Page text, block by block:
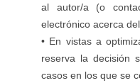
al autor/a (o
electrónico acerca
• En vistas a
reserva la decisión
casos en los que se